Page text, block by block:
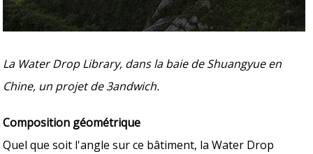
La Water Drop Library, dans la baie de Shuangyue en
Chine, un projet de 3andwich.
Composition géométrique
Quel que soit l'angle sur ce bâtiment, la Water Drop